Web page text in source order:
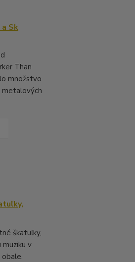
Sk
Than
množstvo
metalových
škatuľky,
muziku v
obale.